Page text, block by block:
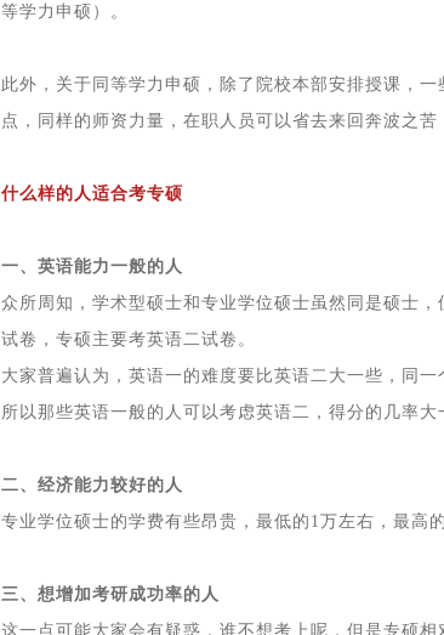
等学力申硕）。
此外，关于同等学力申硕，除了院校本部安排授课，
点，同样的师资力量，在职人员可以省去来回奔波之苦
什么样的人适合考专硕
一、英语能力一般的人
众所周知，学术型硕士和专业学位硕士虽然同是硕士
试卷，专硕主要考英语二试卷。
大家普遍认为，英语一的难度要比英语二大一些，同
所以那些英语一般的人可以考虑英语二，得分的几率大
二、经济能力较好的人
专业学位硕士的学费有些昂贵，最低的1万左右，最高
三、想增加考研成功率的人
这一点可能大家会有疑惑，谁不想考上呢，但是专硕